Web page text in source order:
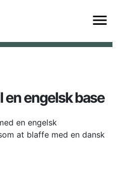
en engelsk base
en engelsk
at blaffe med en dansk